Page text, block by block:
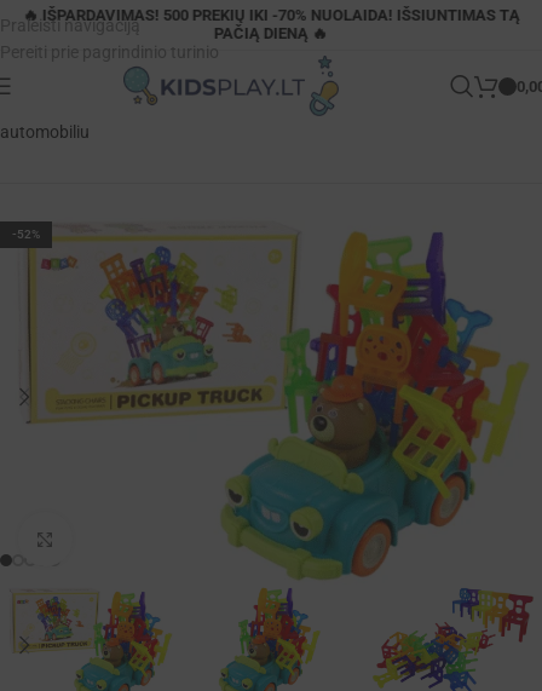
Praleisti navigaciją
Pereiti prie pagrindinio turinio
🔥 IŠPARDAVIMAS! 500 PREKIŲ IKI -70% NUOLAIDA! IŠSIUNTIMAS TĄ
PAČIĄ DIENĄ 🔥
Parduotuvė
Krentančių kėdžių žaidimas su judančiu
automobiliu
-52%